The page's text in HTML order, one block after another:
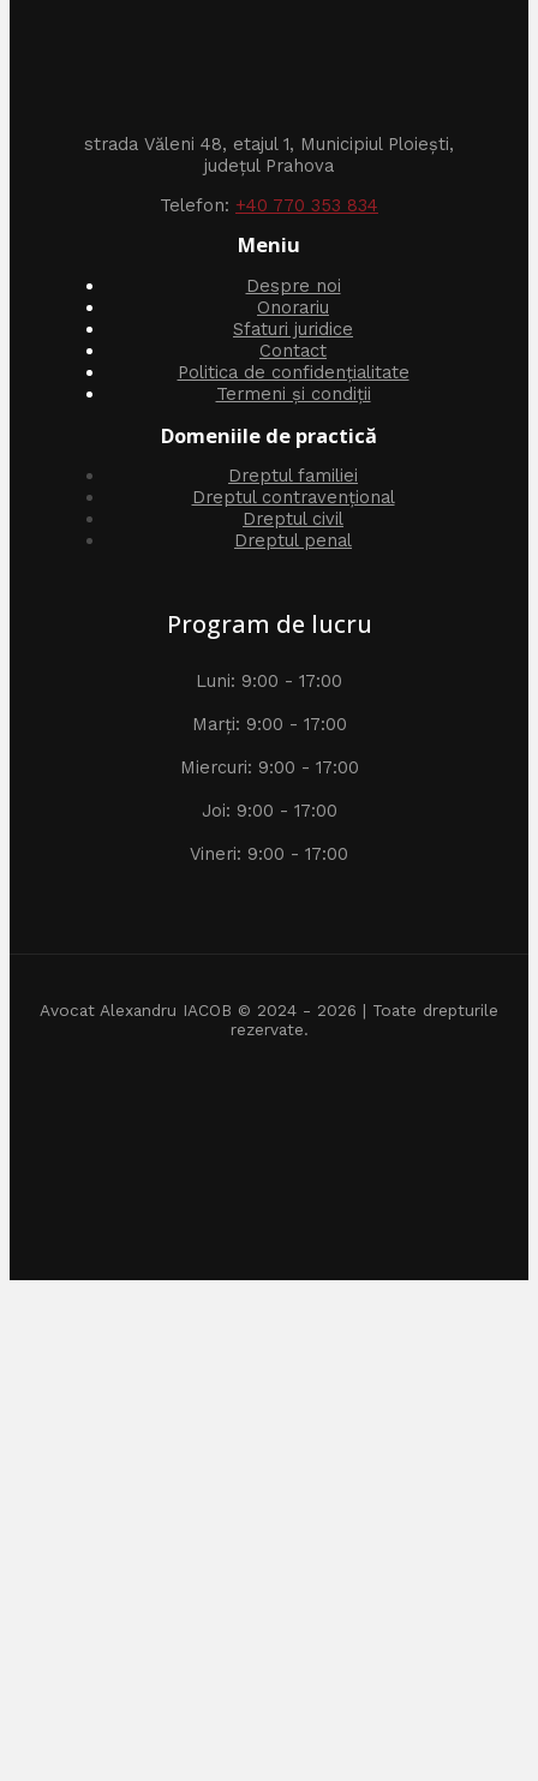
strada Văleni 48, etajul 1, Municipiul Ploiești,
județul Prahova
Telefon: +40 770 353 834
Meniu
Despre noi
Onorariu
Sfaturi juridice
Contact
Politica de confidențialitate
Termeni și condiții
Domeniile de practică
Dreptul familiei
Dreptul contravențional
Dreptul civil
Dreptul penal
Program de lucru
Luni: 9:00 - 17:00
Marți: 9:00 - 17:00
Miercuri: 9:00 - 17:00
Joi: 9:00 - 17:00
Vineri: 9:00 - 17:00
Avocat Alexandru IACOB © 2024 - 2026 | Toate drepturile
rezervate.